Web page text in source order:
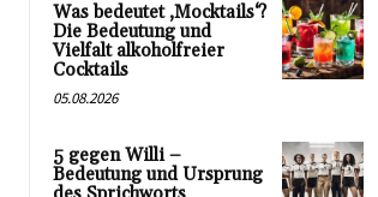
Was bedeutet ‚Mocktails‘?
Die Bedeutung und
Vielfalt alkoholfreier
Cocktails
05.08.2026
5 gegen Willi –
Bedeutung und Ursprung